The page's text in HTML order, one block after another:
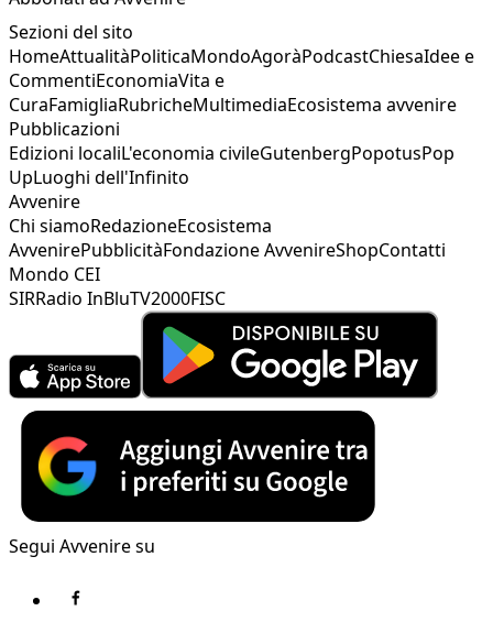
Sezioni del sito
HomeAttualitàPoliticaMondoAgoràPodcastChiesaIdee e
CommentiEconomiaVita e
CuraFamigliaRubricheMultimediaEcosistema avvenire
Pubblicazioni
Edizioni localiL'economia civileGutenbergPopotusPop
UpLuoghi dell'Infinito
Avvenire
Chi siamoRedazioneEcosistema
AvvenirePubblicitàFondazione AvvenireShopContatti
Mondo CEI
SIRRadio InBluTV2000FISC
Segui Avvenire su